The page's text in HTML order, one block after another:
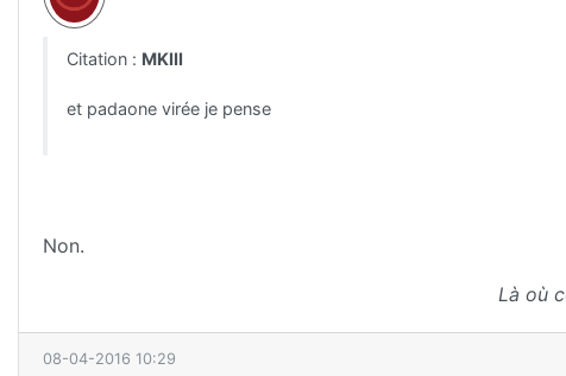
Citation : MKIII
et padaone virée je pense
Non.
Là où
08-04-2016 10:29